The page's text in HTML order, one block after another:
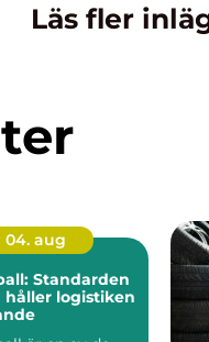
Läs fler
04. aug
Standarden
håller logistiken